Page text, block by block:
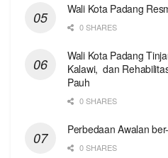
Wali Kota Padang
0 SHARES
Wali Kota Padang
Kalawi, dan
Pauh
0 SHARES
Perbedaan Awalan
0 SHARES